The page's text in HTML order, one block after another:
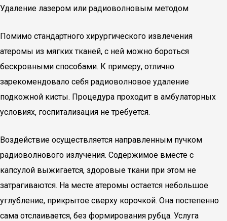
Удаление лазером или радиоволновым методом
Помимо стандартного хирургического извлечения
атеромы из мягких тканей, с ней можно бороться
бескровными способами. К примеру, отлично
зарекомендовало себя радиоволновое удаление
подкожной кисты. Процедура проходит в амбулаторных
условиях, госпитализация не требуется.
Воздействие осуществляется направленным пучком
радиоволнового излучения. Содержимое вместе с
капсулой выжигается, здоровые ткани при этом не
затрагиваются. На месте атеромы остается небольшое
углубление, прикрытое сверху корочкой. Она постепенно
сама отслаивается, без формирования рубца. Услуга